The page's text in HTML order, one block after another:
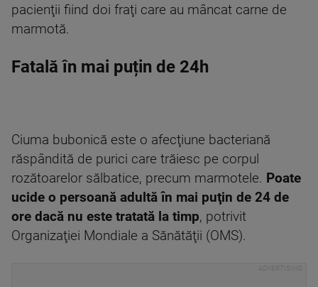
pacienţii fiind doi fraţi care au mâncat carne de
marmotă.
Fatală în mai puțin de 24h
Ciuma bubonică este o afecţiune bacteriană
răspândită de purici care trăiesc pe corpul
rozătoarelor sălbatice, precum marmotele. Poate
ucide o persoană adultă în mai puţin de 24 de
ore dacă nu este tratată la timp, potrivit
Organizaţiei Mondiale a Sănătăţii (OMS).